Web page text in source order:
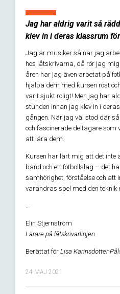
Jag har aldrig varit så
klev in i deras klassrum
Jag är musiker så när jag
hos låtskrivarna, då rör jag
åren har jag även arbetat på
hjälpa dem med kursen röst
varit sjukt roligt! Men jag har
stunden innan jag klev in i
gången. När jag väl stod där
och fascinerade deltagare
att lära dem.
Kursen har lärt mig att det inte
band och ett fotbollslag – det
samhörighet, förståelse och att
varandras spel med den teknik
Elin Stjernström
Lärare på låtskrivarlinjen
Berättat för Lisa Karinsdotter
24 MAJ 2021